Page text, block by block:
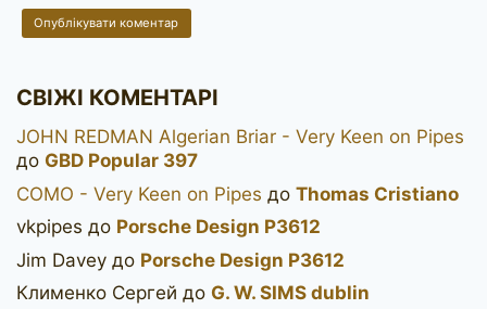
СВІЖІ КОМЕНТАРІ
JOHN REDMAN Algerian Briar - Very Keen on Pipes
до GBD Popular 397
COMO - Very Keen on Pipes до Thomas Cristiano
vkpipes до Porsche Design P3612
Jim Davey до Porsche Design P3612
Клименко Сергей до G. W. SIMS dublin